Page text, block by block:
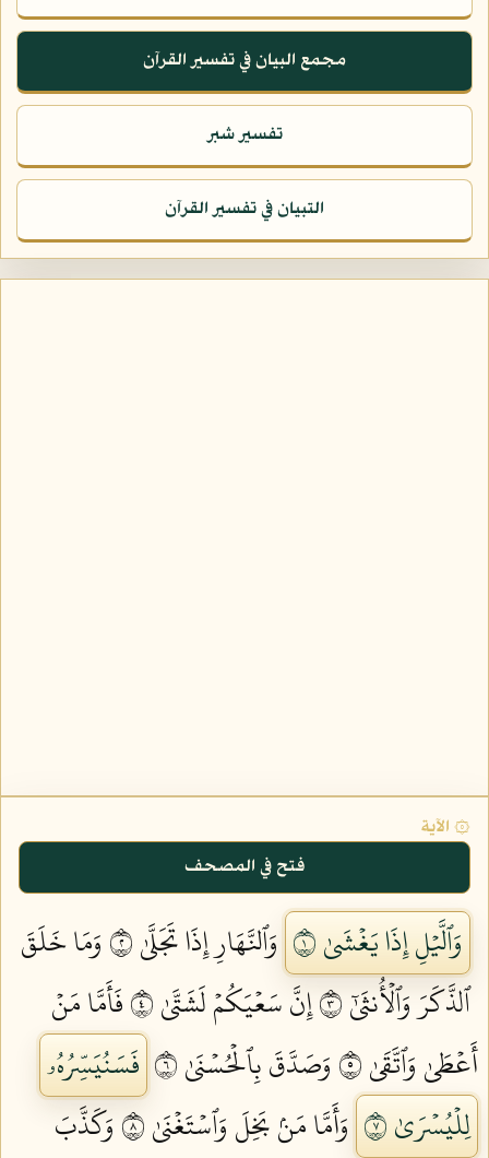
مجمع البيان في تفسير القرآن
تفسير شبر
التبيان في تفسير القرآن
۞ الآية
فتح في المصحف
وَٱلَّيۡلِ إِذَا يَغۡشَىٰ ١ وَٱلنَّهَارِ إِذَا تَجَلَّىٰ ٢
وَمَا خَلَقَ
ٱلذَّكَرَ وَٱلۡأُنثَىٰٓ ٣
إِنَّ سَعۡيَكُمۡ لَشَتَّىٰ ٤
فَأَمَّا مَنۡ
أَعۡطَىٰ وَٱتَّقَىٰ ٥
وَصَدَّقَ بِٱلۡحُسۡنَىٰ ٦
فَسَنُيَسِّرُهُۥ
لِلۡيُسۡرَىٰ ٧
وَأَمَّا مَنۢ بَخِلَ وَٱسۡتَغۡنَىٰ ٨
وَكَذَّبَ